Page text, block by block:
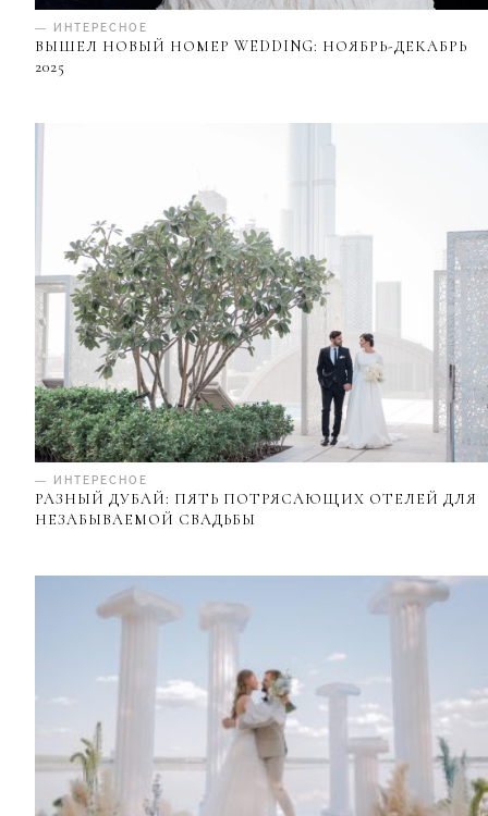
— ИНТЕРЕСНОЕ
ВЫШЕЛ НОВЫЙ НОМЕР WEDDING: НОЯБРЬ-ДЕКАБРЬ
2025
— ИНТЕРЕСНОЕ
РАЗНЫЙ ДУБАЙ: ПЯТЬ ПОТРЯСАЮЩИХ ОТЕЛЕЙ ДЛЯ
НЕЗАБЫВАЕМОЙ СВАДЬБЫ